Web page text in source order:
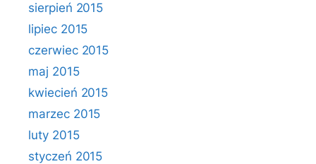
sierpień 2015
lipiec 2015
czerwiec 2015
maj 2015
kwiecień 2015
marzec 2015
luty 2015
styczeń 2015